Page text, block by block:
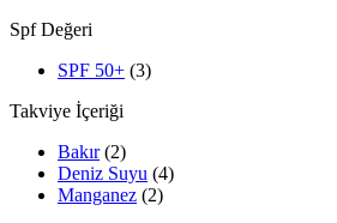
Spf Değeri
SPF 50+ (3)
Takviye İçeriği
Bakır (2)
Deniz Suyu (4)
Manganez (2)